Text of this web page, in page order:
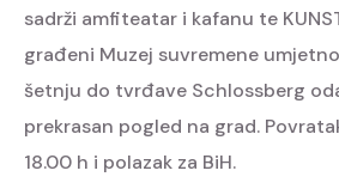
sadrži amfiteatar i kafanu te
građeni Muzej suvremene
šetnju do tvrđave Schlossberg
prekrasan pogled na grad.
18.00 h i polazak za BiH.